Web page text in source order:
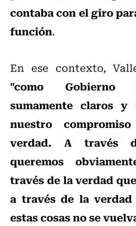
contaba con el giro
función.
En ese contexto,
"como Gobierno
sumamente claros
nuestro
verdad. A través
queremos
través de la verdad
a través de la verdad
estas cosas no se